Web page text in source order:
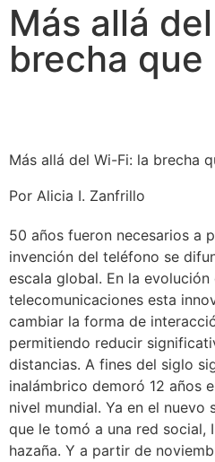
Más allá
brecha que
Más allá del Wi-Fi: la brecha
Por Alicia I. Zanfrillo
50 años fueron necesarios a
invención del teléfono se
escala global. En la evolución
telecomunicaciones esta
cambiar la forma de
permitiendo reducir
distancias. A fines del siglo
inalámbrico demoró 12 años
nivel mundial. Ya en el
que le tomó a una red social,
hazaña. Y a partir de